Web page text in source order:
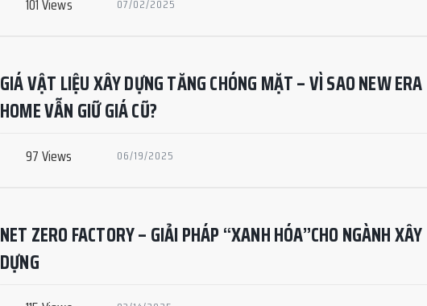
101 Views 07/02/2025
GIÁ VẬT LIỆU XÂY DỰNG TĂNG CHÓNG MẶT – VÌ SAO NEW ERA
HOME VẪN GIỮ GIÁ CŨ?
97 Views 06/19/2025
NET ZERO FACTORY – GIẢI PHÁP “XANH HÓA”CHO NGÀNH XÂY
DỰNG